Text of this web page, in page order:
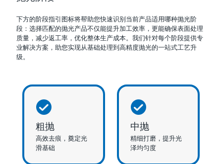
下方的阶段指引图标将帮助您快速识别当前产品适用哪种抛光阶
段：选择匹配的抛光产品不仅能提升加工效率，更能确保表面处理
质量，减少返工率，优化整体生产成本。我们针对每个阶段提供专
业解决方案，助您实现从基础处理到高精度抛光的一站式工艺升
级。
粗抛
高效去痕，奠定光
滑基础
中抛
精细打磨，提升光
泽均匀度